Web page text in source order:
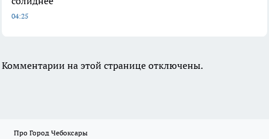
04:25
Комментарии на этой странице отключены.
Про Город Чебоксары